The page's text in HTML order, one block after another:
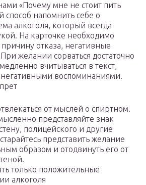
«Почему мне не стоит пить
способ напомнить себе о
алкоголя, который всегда
На карточке необходимо
отказа, негативные
желании сорваться достаточно
вчитываться в текст,
негативными воспоминаниями.
от мыслей о спиртном.
представляйте знак
полицейского и другие
представить желание
образом и отодвинуть его от
только положительные
алкоголя